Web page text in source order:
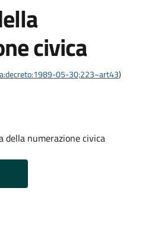
civica
05-30;223~art43)
della numerazione civica